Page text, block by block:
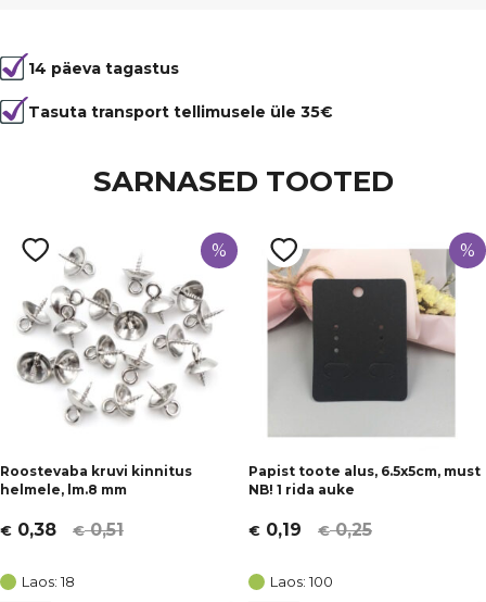
kogus
Värvus
Sinine
Läbimõõt
1 mm
14 päeva tagastus
Tasuta transport tellimusele üle 35€
SARNASED TOOTED
%
Roostevaba kruvi kinnitus
helmele, lm.8 mm
€0,51
Algne
oli:
€ 0,38
Current
is: Laos: 18
%
Papist toote alus, 6.5x5cm, must
NB! 1 rida auke
€0,25
Algne
oli:
€ 0,19
Current
is: Laos: 100